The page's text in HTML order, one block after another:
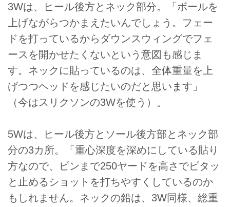
3Wは、ヒール後方とネック部分。「ボールを
上げながらつかまえたいんでしょう。フェー
ドを打っているからダウンスウィングでフェ
ースを開かせたくないという意図も感じま
す。ネックに貼っているのは、全体重量を上
げつつヘッドを感じたいのだと思います」
（今はスリクソンの3Wを使う）。
5Wは、ヒール後方とソール後方部とネック部
分の3カ所。「重心深度を深めにしている貼り
方なので、ピンまで250ヤードを高さでピタッ
と止めるショットを打ちやすくしているのか
もしれません。ネックの鉛は、3W同様、総重